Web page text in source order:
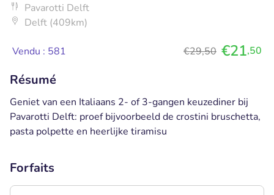
Pavarotti Delft
Delft (409km)
Vendu : 581 €29,50 €21,50
Résumé
Geniet van een Italiaans 2- of 3-gangen keuzediner bij
Pavarotti Delft: proef bijvoorbeeld de crostini bruschetta,
pasta polpette en heerlijke tiramisu
Forfaits